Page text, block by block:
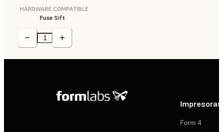
HARDWARE COMPATIBLE
Fuse Sift
Impresoras
Form 4